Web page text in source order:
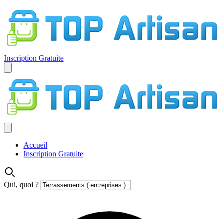
Inscription Gratuite
Accueil
Inscription Gratuite
Qui, quoi ?